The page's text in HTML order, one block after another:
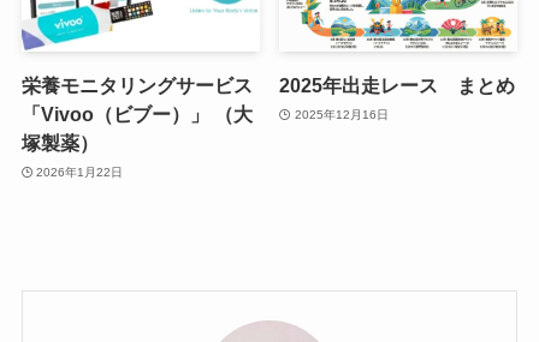
栄養モニタリングサービス
「Vivoo（ビブー）」 （大
塚製薬）
2026年1月22日
2025年出走レース まとめ
2025年12月16日